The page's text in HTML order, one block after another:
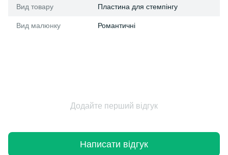
Вид товару Пластина для стемпінгу
Вид малюнку Романтичні
Додайте перший відгук
Написати відгук